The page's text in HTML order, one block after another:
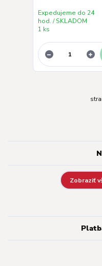
Expedujeme do 24
hod. / SKLADOM
1 ks
Zobraziť